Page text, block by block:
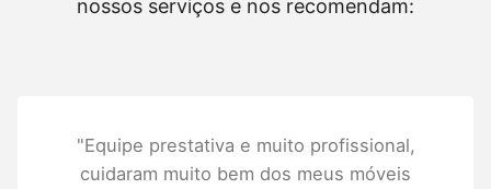
nossos serviços e nos recomendam:
"Equipe prestativa e muito profissional,
cuidaram muito bem dos meus móveis